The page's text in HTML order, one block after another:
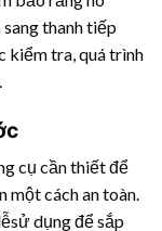
thanh tiếp
kiểm tra, quá trình
cụ cần thiết để
một cách an toàn.
dụng để sắp